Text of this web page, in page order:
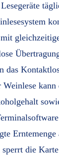
das
die